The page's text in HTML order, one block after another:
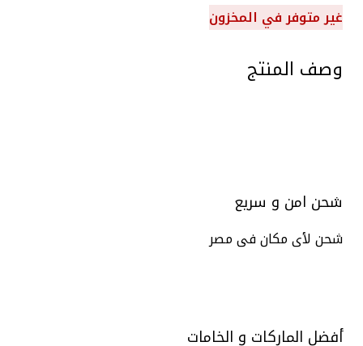
غير متوفر في المخزون
وصف المنتج
شحن امن و سريع
شحن لأى مكان فى مصر
أفضل الماركات و الخامات